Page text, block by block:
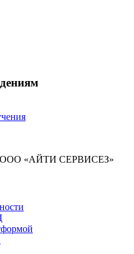
ООО «АЙТИ СЕРВИСЕЗ»